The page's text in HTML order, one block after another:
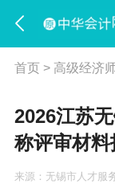
首页> 高级经济
2026​江苏
称评审材
来源： 无锡市人才服